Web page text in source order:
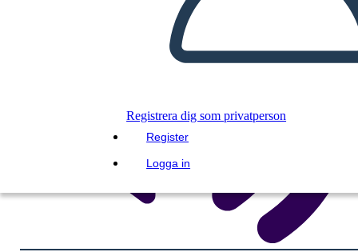
Registrera dig som privatperson
Register
Logga in